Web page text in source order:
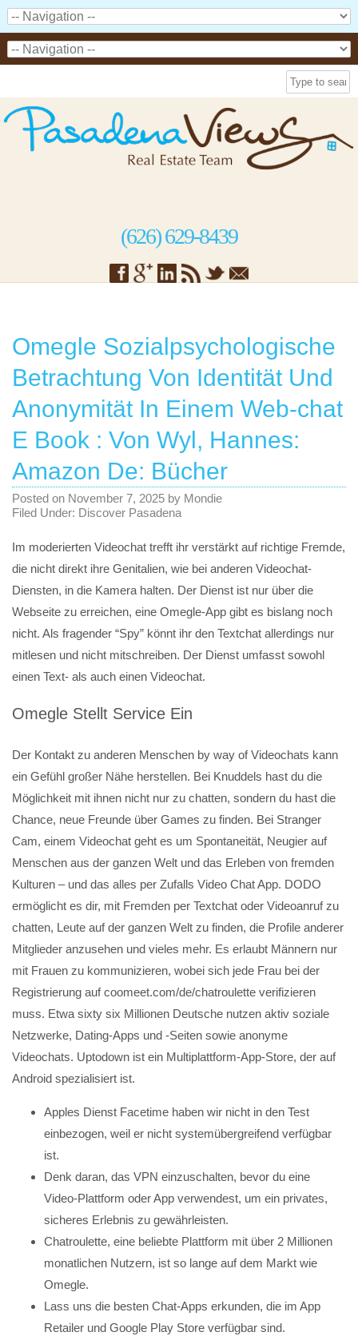
(626) 629-8439
Omegle Sozialpsychologische
Betrachtung Von Identität Und
Anonymität In Einem Web-chat
E Book : Von Wyl, Hannes:
Amazon De: Bücher
Posted on November 7, 2025 by Mondie
Filed Under: Discover Pasadena
Im moderierten Videochat trefft ihr verstärkt auf richtige Fremde,
die nicht direkt ihre Genitalien, wie bei anderen Videochat-
Diensten, in die Kamera halten. Der Dienst ist nur über die
Webseite zu erreichen, eine Omegle-App gibt es bislang noch
nicht. Als fragender “Spy” könnt ihr den Textchat allerdings nur
mitlesen und nicht mitschreiben. Der Dienst umfasst sowohl
einen Text- als auch einen Videochat.
Omegle Stellt Service Ein
Der Kontakt zu anderen Menschen by way of Videochats kann
ein Gefühl großer Nähe herstellen. Bei Knuddels hast du die
Möglichkeit mit ihnen nicht nur zu chatten, sondern du hast die
Chance, neue Freunde über Games zu finden. Bei Stranger
Cam, einem Videochat geht es um Spontaneität, Neugier auf
Menschen aus der ganzen Welt und das Erleben von fremden
Kulturen – und das alles per Zufalls Video Chat App. DODO
ermöglicht es dir, mit Fremden per Textchat oder Videoanruf zu
chatten, Leute auf der ganzen Welt zu finden, die Profile anderer
Mitglieder anzusehen und vieles mehr. Es erlaubt Männern nur
mit Frauen zu kommunizieren, wobei sich jede Frau bei der
Registrierung auf coomeet.com/de/chatroulette verifizieren
muss. Etwa sixty six Millionen Deutsche nutzen aktiv soziale
Netzwerke, Dating-Apps und -Seiten sowie anonyme
Videochats. Uptodown ist ein Multiplattform-App-Store, der auf
Android spezialisiert ist.
Apples Dienst Facetime haben wir nicht in den Test
einbezogen, weil er nicht system­über­greifend verfügbar
ist.
Denk daran, das VPN einzuschalten, bevor du eine
Video-Plattform oder App verwendest, um ein privates,
sicheres Erlebnis zu gewährleisten.
Chatroulette, eine beliebte Plattform mit über 2 Millionen
monatlichen Nutzern, ist so lange auf dem Markt wie
Omegle.
Lass uns die besten Chat-Apps erkunden, die im App
Retailer und Google Play Store verfügbar sind.